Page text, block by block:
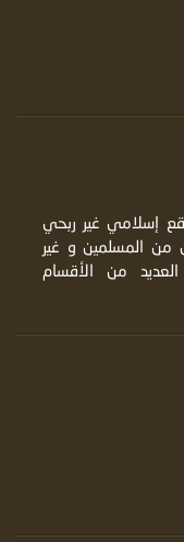
إسلامي غير ربحي
من المسلمين و غير
من الأقسام